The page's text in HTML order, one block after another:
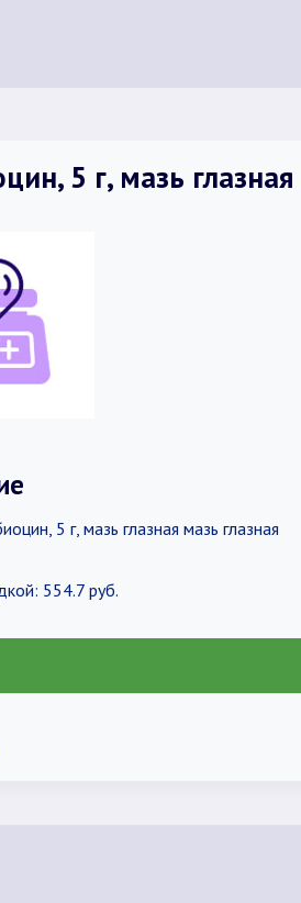
5 г, мазь глазная
5 г, мазь глазная мазь глазная
554.7 руб.